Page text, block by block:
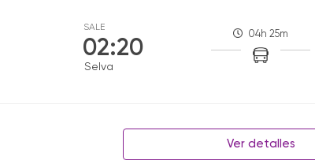
SALE
02:20
Selva
04h 25m
Ver detalles